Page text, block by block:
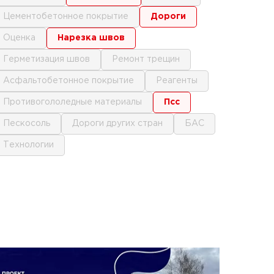
цементобетонное покрытие дороги
оценка нарезка швов
герметизация швов ремонт трещин
асфальтобетонное покрытие реагенты
противогололедные материалы псс
пескосоль дороги других стран БАС
технологии